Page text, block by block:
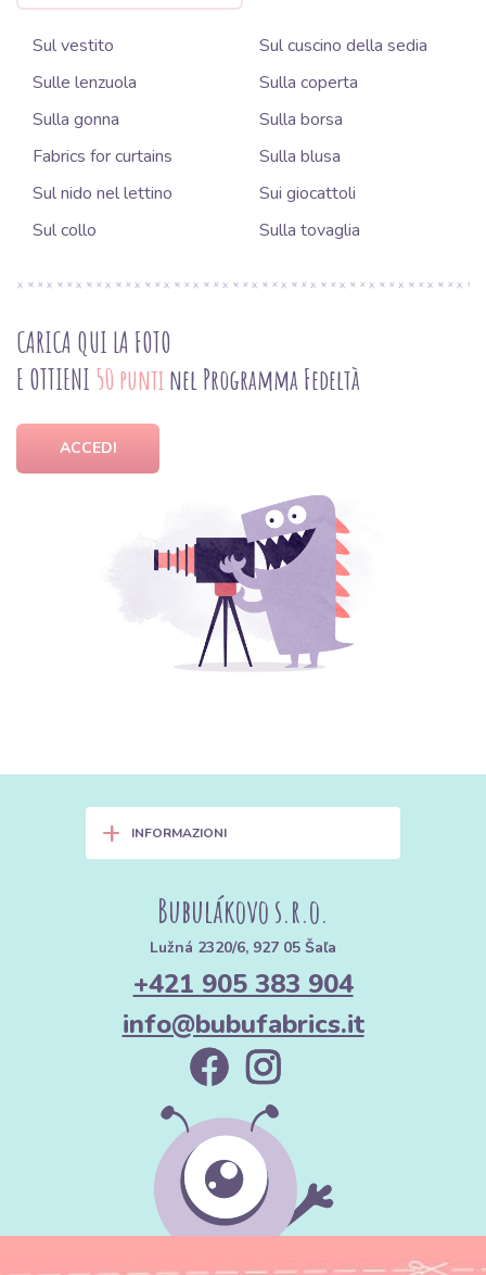
Sul vestito
Sul cuscino della sedia
Sulle lenzuola
Sulla coperta
Sulla gonna
Sulla borsa
Fabrics for curtains
Sulla blusa
Sul nido nel lettino
Sui giocattoli
Sul collo
Sulla tovaglia
CARICA QUI LA FOTO
E OTTIENI 50 punti nel Programma Fedeltà
ACCEDI
+ INFORMAZIONI
Bubulákovo s.r.o.
Lužná 2320/6, 927 05 Šaľa
+421 905 383 904
info@bubufabrics.it